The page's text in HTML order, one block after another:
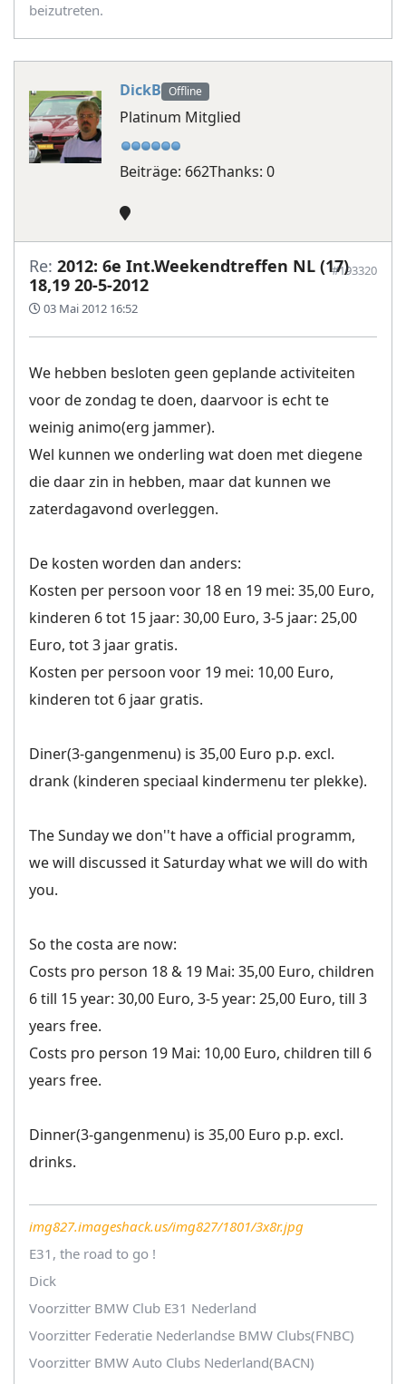
beizutreten.
DickB Offline
Platinum Mitglied
Beiträge: 662Thanks: 0
Re: 2012: 6e Int.Weekendtreffen NL (17)
18,19 20-5-2012
03 Mai 2012 16:52
#193320
We hebben besloten geen geplande activiteiten
voor de zondag te doen, daarvoor is echt te
weinig animo(erg jammer).
Wel kunnen we onderling wat doen met diegene
die daar zin in hebben, maar dat kunnen we
zaterdagavond overleggen.
De kosten worden dan anders:
Kosten per persoon voor 18 en 19 mei: 35,00 Euro,
kinderen 6 tot 15 jaar: 30,00 Euro, 3-5 jaar: 25,00
Euro, tot 3 jaar gratis.
Kosten per persoon voor 19 mei: 10,00 Euro,
kinderen tot 6 jaar gratis.
Diner(3-gangenmenu) is 35,00 Euro p.p. excl.
drank (kinderen speciaal kindermenu ter plekke).
The Sunday we don''t have a official programm,
we will discussed it Saturday what we will do with
you.
So the costa are now:
Costs pro person 18 & 19 Mai: 35,00 Euro, children
6 till 15 year: 30,00 Euro, 3-5 year: 25,00 Euro, till 3
years free.
Costs pro person 19 Mai: 10,00 Euro, children till 6
years free.
Dinner(3-gangenmenu) is 35,00 Euro p.p. excl.
drinks.
img827.imageshack.us/img827/1801/3x8r.jpg
E31, the road to go !
Dick
Voorzitter BMW Club E31 Nederland
Voorzitter Federatie Nederlandse BMW Clubs(FNBC)
Voorzitter BMW Auto Clubs Nederland(BACN)